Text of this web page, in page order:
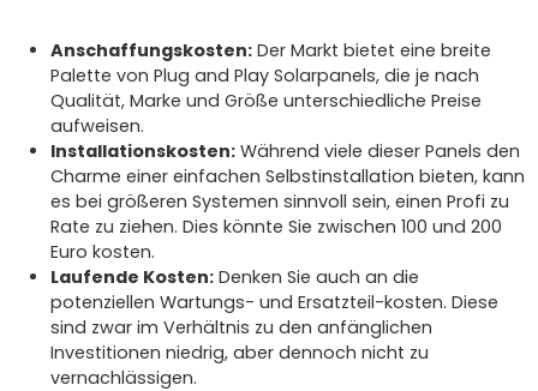
Anschaffungskosten: Der Markt bietet eine breite
Palette von Plug and Play Solarpanels, die je nach
Qualität, Marke und Größe unterschiedliche Preise
aufweisen.
Installationskosten: Während viele dieser Panels den
Charme einer einfachen Selbstinstallation bieten, kann
es bei größeren Systemen sinnvoll sein, einen Profi zu
Rate zu ziehen. Dies könnte Sie zwischen 100 und 200
Euro kosten.
Laufende Kosten: Denken Sie auch an die
potenziellen Wartungs- und Ersatzteil-kosten. Diese
sind zwar im Verhältnis zu den anfänglichen
Investitionen niedrig, aber dennoch nicht zu
vernachlässigen.